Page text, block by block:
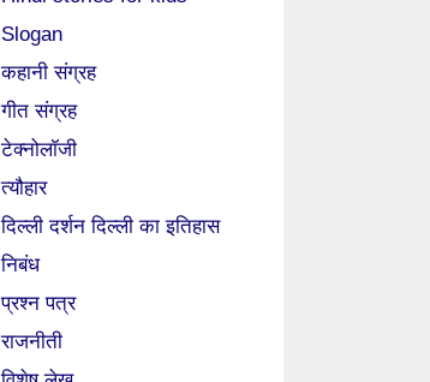
Slogan
कहानी संग्रह
गीत संग्रह
टेक्नोलॉजी
त्यौहार
दिल्ली दर्शन दिल्ली का इतिहास
निबंध
प्रश्न पत्र
राजनीती